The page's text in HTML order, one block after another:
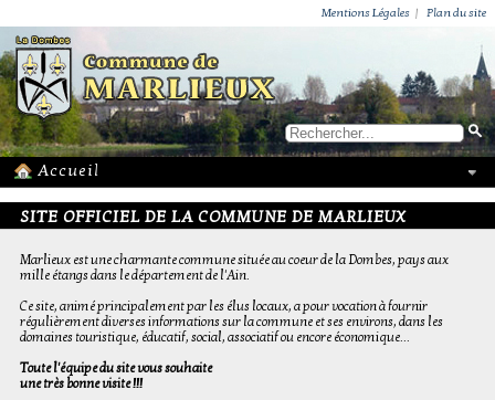
Mentions Légales | Plan du site
SITE OFFICIEL DE LA COMMUNE DE MARLIEUX
Marlieux est une charmante commune située au coeur de la Dombes, pays aux
mille étangs dans le département de l'Ain.
Ce site, animé principalement par les élus locaux, a pour vocation à fournir
régulièrement diverses informations sur la commune et ses environs, dans les
domaines touristique, éducatif, social, associatif ou encore économique...
Toute l'équipe du site vous souhaite
une très bonne visite !!!